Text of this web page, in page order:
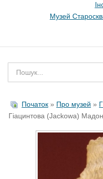
Музей
Початок » Про музей »
Гіацинтова (Jackowa)